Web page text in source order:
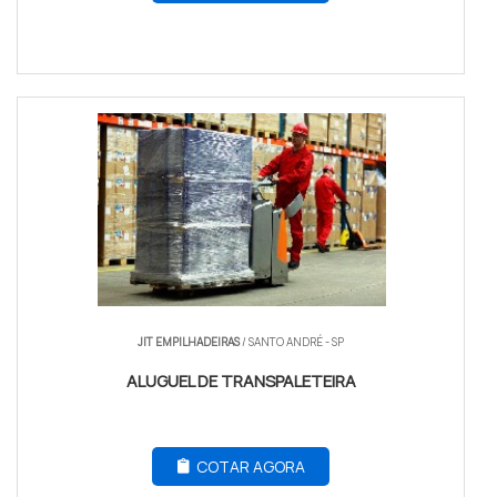
JIT EMPILHADEIRAS/ SANTO ANDRÉ - SP
ALUGUEL DE TRANSPALETEIRA
COTAR AGORA